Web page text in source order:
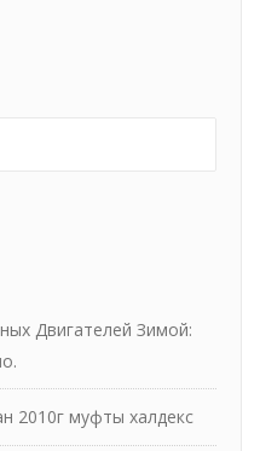
Двигателей Зимой:
2010г муфты халдекс